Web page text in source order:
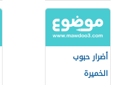
أضرار حبوب
الخميرة